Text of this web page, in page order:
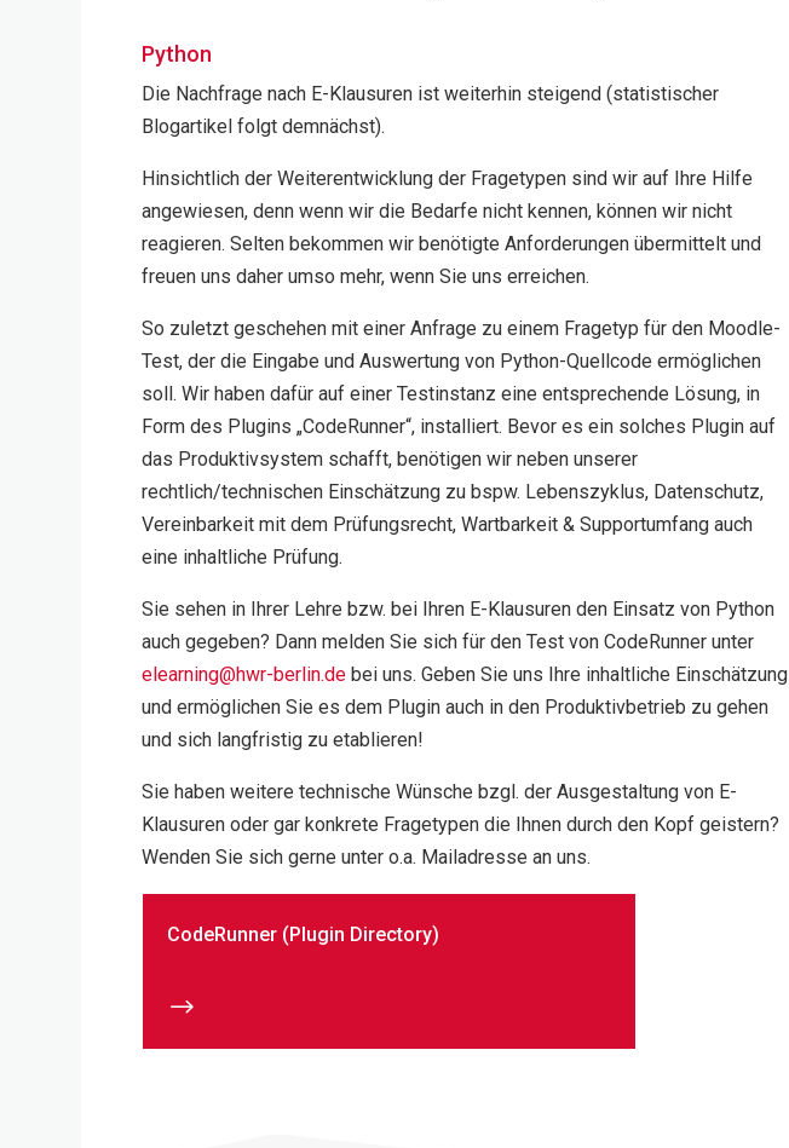
Python
Die Nachfrage nach E-Klausuren ist weiterhin steigend (statistischer
Blogartikel folgt demnächst).
Hinsichtlich der Weiterentwicklung der Fragetypen sind wir auf Ihre Hilfe
angewiesen, denn wenn wir die Bedarfe nicht kennen, können wir nicht
reagieren. Selten bekommen wir benötigte Anforderungen übermittelt und
freuen uns daher umso mehr, wenn Sie uns erreichen.
So zuletzt geschehen mit einer Anfrage zu einem Fragetyp für den Moodle-
Test, der die Eingabe und Auswertung von Python-Quellcode ermöglichen
soll. Wir haben dafür auf einer Testinstanz eine entsprechende Lösung, in
Form des Plugins „CodeRunner“, installiert. Bevor es ein solches Plugin auf
das Produktivsystem schafft, benötigen wir neben unserer
rechtlich/technischen Einschätzung zu bspw. Lebenszyklus, Datenschutz,
Vereinbarkeit mit dem Prüfungsrecht, Wartbarkeit & Supportumfang auch
eine inhaltliche Prüfung.
Sie sehen in Ihrer Lehre bzw. bei Ihren E-Klausuren den Einsatz von Python
auch gegeben? Dann melden Sie sich für den Test von CodeRunner unter
elearning@hwr-berlin.de bei uns. Geben Sie uns Ihre inhaltliche Einschätzung
und ermöglichen Sie es dem Plugin auch in den Produktivbetrieb zu gehen
und sich langfristig zu etablieren!
Sie haben weitere technische Wünsche bzgl. der Ausgestaltung von E-
Klausuren oder gar konkrete Fragetypen die Ihnen durch den Kopf geistern?
Wenden Sie sich gerne unter o.a. Mailadresse an uns.
CodeRunner (Plugin Directory)
$